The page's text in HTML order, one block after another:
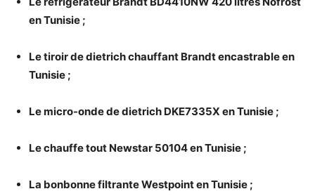
en Tunisie ;
Le tiroir de dietrich chauffant Brandt encastrable en
Tunisie ;
Le micro-onde de dietrich DKE7335X en Tunisie ;
Le chauffe tout Newstar 50104 en Tunisie ;
La bonbonne filtrante Westpoint en Tunisie ;